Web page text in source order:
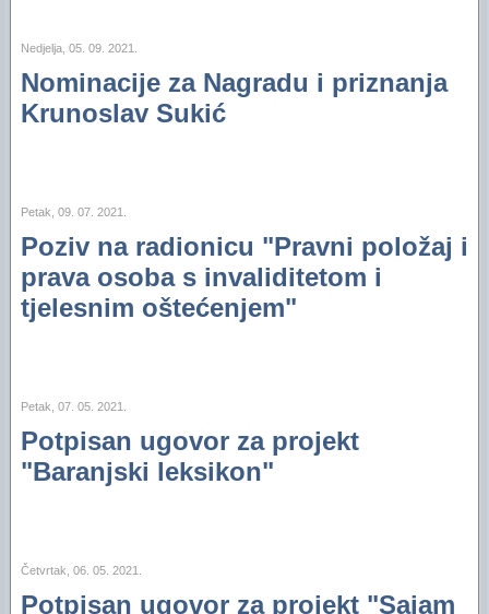
Nedjelja, 05. 09. 2021.
Nominacije za Nagradu i priznanja
Krunoslav Sukić
Petak, 09. 07. 2021.
Poziv na radionicu "Pravni položaj i
prava osoba s invaliditetom i
tjelesnim oštećenjem"
Petak, 07. 05. 2021.
Potpisan ugovor za projekt
"Baranjski leksikon"
Četvrtak, 06. 05. 2021.
Potpisan ugovor za projekt "Sajam